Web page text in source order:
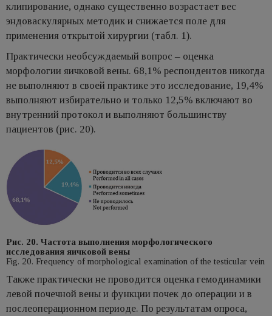
клипирование, однако существенно возрастает вес
эндоваскулярных методик и снижается поле для
применения открытой хирургии (табл. 1).
Практически необсуждаемый вопрос – оценка
морфологии яичковой вены. 68,1% респондентов никогда
не выполняют в своей практике это исследование, 19,4%
выполняют избирательно и только 12,5% включают во
внутренний протокол и выполняют большинству
пациентов (рис. 20).
Рис. 20. Частота выполнения морфологического
исследования яичковой вены
Fig. 20. Frequency of morphological examination of the testicular vein
Также практически не проводится оценка гемодинамики
левой почечной вены и функции почек до операции и в
послеоперационном периоде. По результатам опроса,